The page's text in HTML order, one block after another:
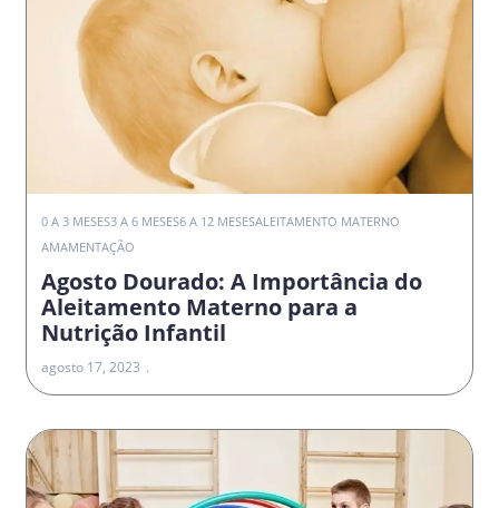
0 A 3 MESES3 A 6 MESES6 A 12 MESESALEITAMENTO MATERNO
AMAMENTAÇÃO
Agosto Dourado: A Importância do
Aleitamento Materno para a
Nutrição Infantil
agosto 17, 2023